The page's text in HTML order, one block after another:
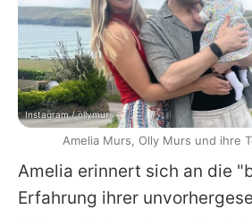
Amelia erinnert sich an die
Erfahrung ihrer
Instagram / ollymurs
Amelia Murs, Olly Murs und ihre